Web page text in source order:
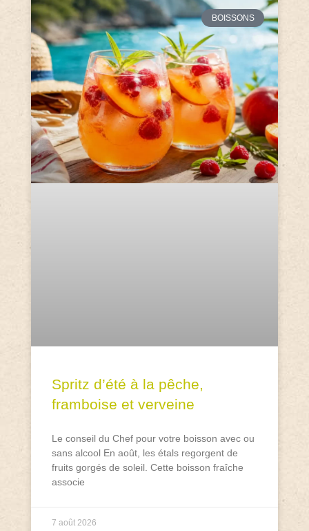
BOISSONS
Spritz d’été à la pêche,
framboise et verveine
Le conseil du Chef pour votre boisson avec ou
sans alcool En août, les étals regorgent de
fruits gorgés de soleil. Cette boisson fraîche
associe
7 août 2026